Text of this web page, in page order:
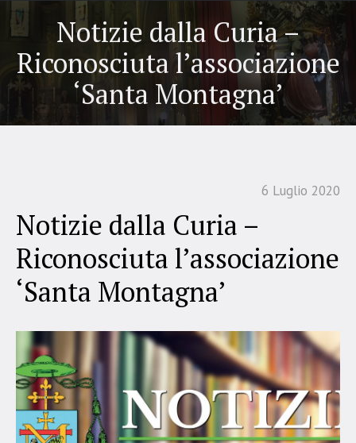
Notizie dalla Curia –
Riconosciuta l’associazione
‘Santa Montagna’
6 Luglio 2020
Notizie dalla Curia –
Riconosciuta l’associazione
‘Santa Montagna’